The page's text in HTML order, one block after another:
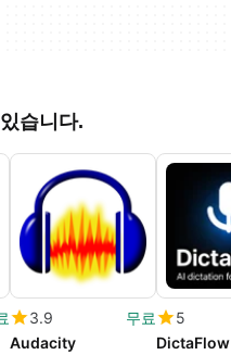
습니다.
3.9
무료
Audacity
5
DictaFlow